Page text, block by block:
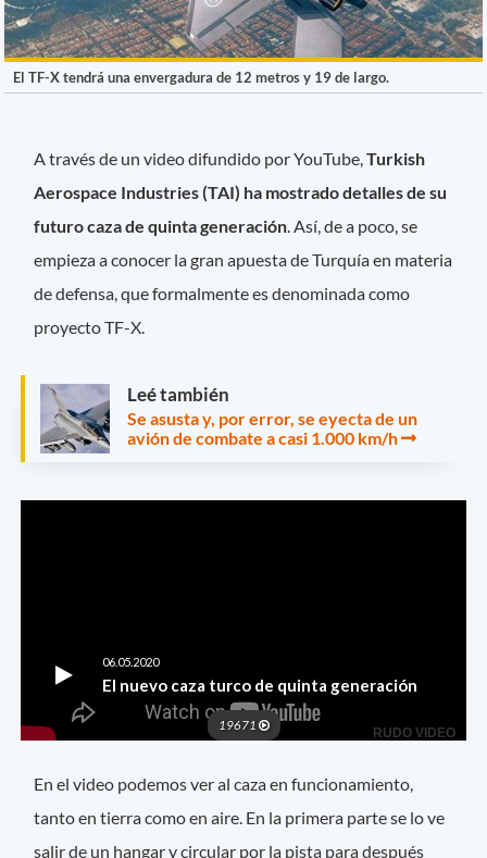
El TF-X tendrá una envergadura de 12 metros y 19 de largo.
A través de un video difundido por YouTube,Turkish
Aerospace Industries (TAI) ha mostrado detalles de su
futuro caza de quinta generación . Así, de a poco, se
empieza a conocer la gran apuesta de Turquía en materia
de defensa, que formalmente es denominada como
proyecto TF-X.
Leé también
Se asusta y, por error, se eyecta de un
avión de combate a casi 1.000 km/h
En el video podemos ver al caza en funcionamiento,
tanto en tierra como en aire. En la primera parte se lo ve
salir de un hangar y circular por la pista para después